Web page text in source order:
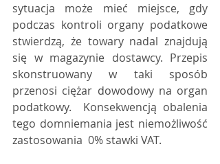
sytuacja może mieć miejsce, gdy
podczas kontroli organy podatkowe
stwierdzą, że towary nadal znajdują
się w magazynie dostawcy. Przepis
skonstruowany w taki sposób
przenosi ciężar dowodowy na organ
podatkowy.  Konsekwencją obalenia
tego domniemania jest niemożliwość
zastosowania  0% stawki VAT.